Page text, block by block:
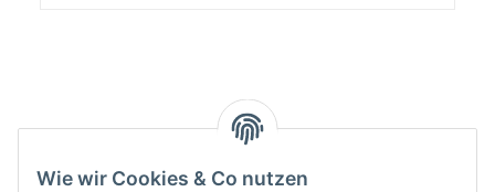
Wie wir Cookies & Co nutzen